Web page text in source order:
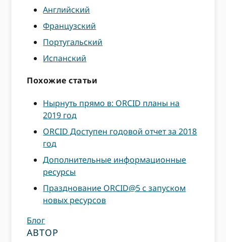
Английский
Французский
Португальский
Испанский
Похожие статьи
Нырнуть прямо в: ORCID планы на
2019 год
ORCID Доступен годовой отчет за 2018
год
Дополнительные информационные
ресурсы
Празднование ORCID@5 с запуском
новых ресурсов
Блог
АВТОР